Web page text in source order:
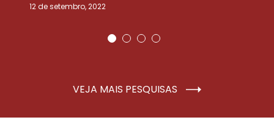
12 de setembro, 2022
VEJA MAIS PESQUISAS